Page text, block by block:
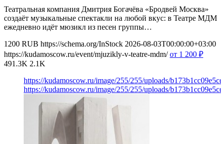
Театральная компания Дмитрия Богачёва «Бродвей Москва»
создаёт музыкальные спектакли на любой вкус: в Театре МДМ
ежедневно идёт мюзикл из песен группы…
1200 RUB https://schema.org/InStock 2026-08-03T00:00:00+03:00
https://kudamoscow.ru/event/mjuzikly-v-teatre-mdm/ от 1 200 ₽
491.3K 2.1K
https://kudamoscow.ru/image/255/255/uploads/
https://kudamoscow.ru/image/255/255/uploads/